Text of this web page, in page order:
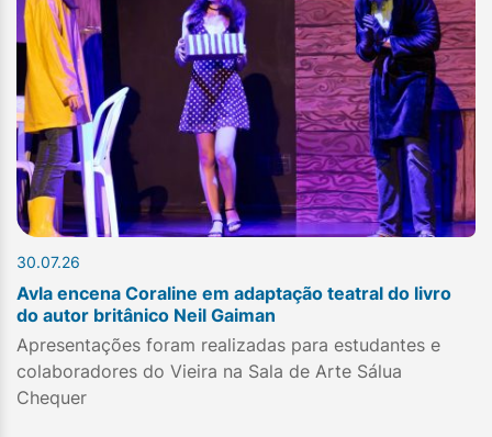
30.07.26
Avla encena Coraline em adaptação teatral do livro
do autor britânico Neil Gaiman
Apresentações foram realizadas para estudantes e
colaboradores do Vieira na Sala de Arte Sálua
Chequer